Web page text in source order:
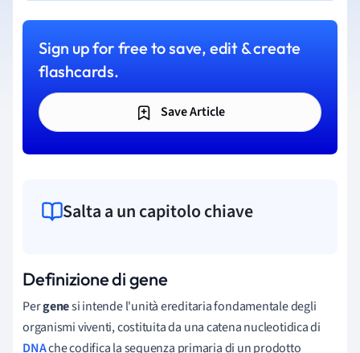
Sign up for free to save, edit & create
flashcards.
Save Article
Salta a un capitolo chiave
Definizione di gene
Pergenesi intende l'unità ereditaria fondamentale degli
organismi viventi, costituita da una catena nucleotidica di
DNAche codifica la sequenza primaria di un prodotto